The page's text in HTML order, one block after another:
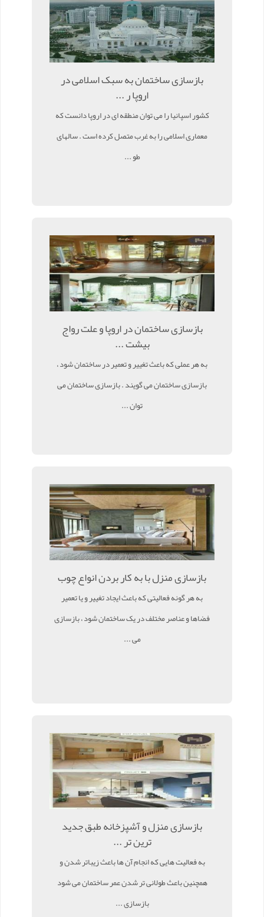
بازسازی ساختمان به سبک اسلامی در
اروپا ر ...
کشور اسپانیا را می توان منطقه ای در اروپا دانست که
معماری اسلامی را به غرب متصل کرده است . سالهای
طو ...
بازسازی ساختمان در اروپا و علت رواج
بیشت ...
به هر عملی که باعث تغییر و تعمیر در ساختمان شود ،
بازسازی ساختمان می گویند . بازسازی ساختمان می
توان ...
بازسازی منزل با به کار بردن انواع چوب
به هر گونه فعالیتی که باعث ایجاد تغییر و یا تعمیر
فضاها و عناصر مختلف در یک ساختمان شود ، بازسازی
می ...
بازسازی منزل و آشپزخانه طبق جدید
ترین تر ...
به فعالیت هایی که انجام آن ها باعث زیباتر شدن و
همچنین باعث طولانی تر شدن عمر ساختمان می شود
بازسازی ...